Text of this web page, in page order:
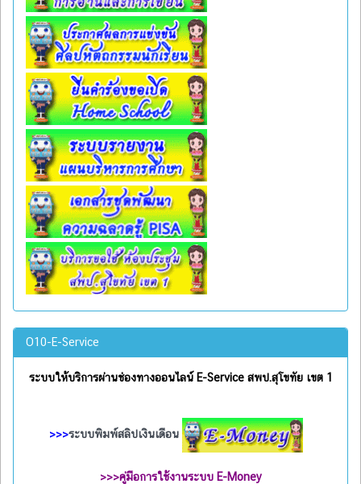
O10-E-Service
ระบบให้บริการผ่านช่องทางออนไลน์ E-Service สพป.สุโขทัย เขต 1
>>>ระบบพิมพ์สลิปเงินเดือน
>>>คู่มือการใช้งานระบบ E-Money